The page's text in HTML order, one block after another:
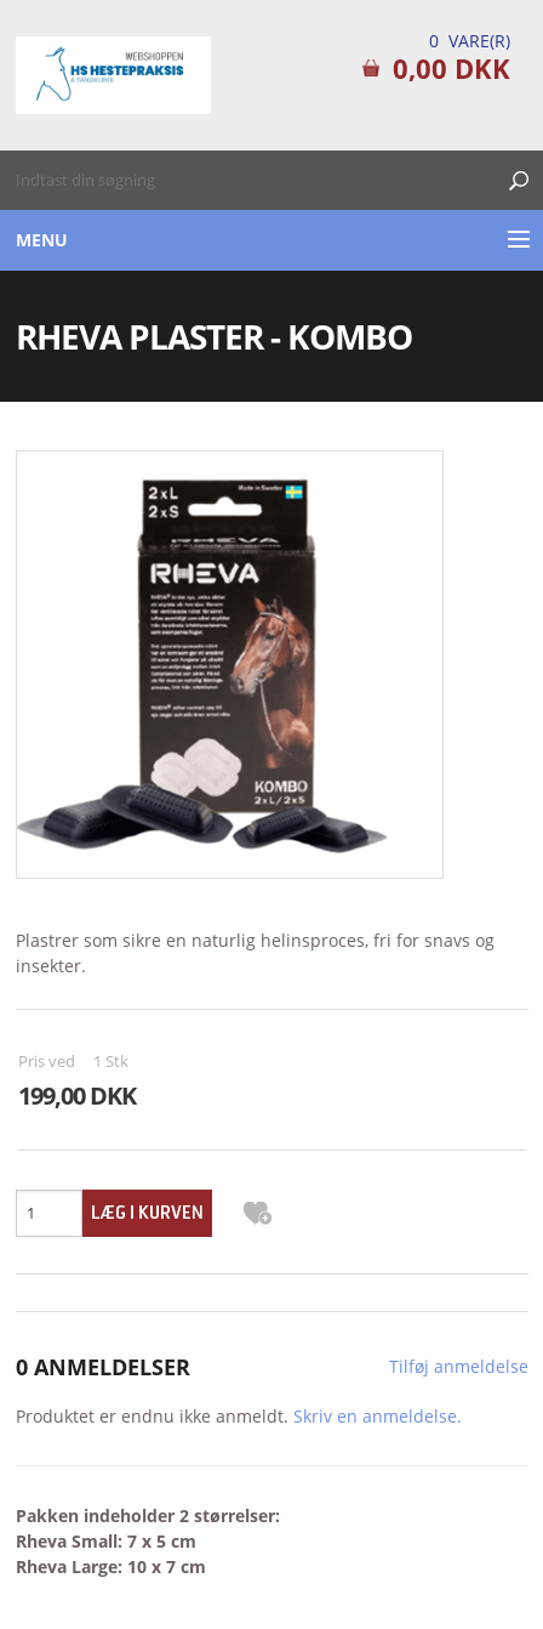
0 VARE(R)
0,00 DKK
MENU
TILBUD / DATOVARE
RHEVA PLASTER - KOMBO
Plastrer som sikre en naturlig helinsproces, fri for snavs og
insekter.
Pris ved 1 Stk
199,00 DKK
0 ANMELDELSER Tilføj anmeldelse
Produktet er endnu ikke anmeldt. Skriv en anmeldelse.
Pakken indeholder 2 størrelser:
Rheva Small: 7 x 5 cm
Rheva Large: 10 x 7 cm